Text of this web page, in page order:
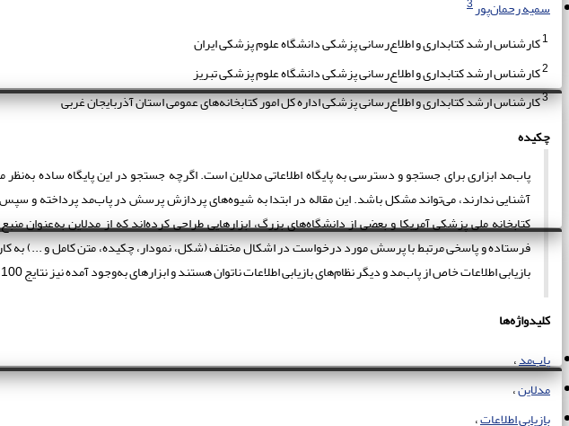
سمیه رحمان‌پور3
1کارشناس ارشد کتابداری و اطلاع‌رسانی پزشکی دانشگاه علوم پزشکی ایران
2کارشناس ارشد کتابداری و اطلاع‌رسانی پزشکی دانشگاه علوم پزشکی تبریز
3کارشناس ارشد کتابداری و اطلاع‌رسانی پزشکی اداره کل امور کتابخانه‌های عمومی استان آذربایجان غربی
چکیده
پاب‌مد ابزاری برای جستجو و دسترسی به پایگاه اطلاعاتی مدلاین است. اگرچه جستجو در این پایگاه ساده
آشنایی ندارند، می‌تواند مشکل باشد. این مقاله در ابتدا به شیوه‌های پردازش پرسش در پاب‌مد پرداخته و
کتابخانه ملی پزشکی آمریکا و بعضی از دانشگاه‌های بزرگ، ابزارهایی طراحی کرده‌اند که از مدلاین به‌عنوان
فرستاده و پاسخی مرتبط با پرسش مورد درخواست در اشکال مختلف (شکل، نمودار، چکیده، متن کامل و ...) به
بازیابی اطلاعات خاص از پاب‌مد و دیگر نظام‌های بازیابی اطلاعات ناتوان هستند و ابزارهای به‌وجود آمده نیز نتایج 100 درصد درستی نمی‌دهند. این ابزارهای نسبتا مفید هستند.
کلیدواژه‌ها
پاب‌مد
مدلاین
بازیابی اطلاعات